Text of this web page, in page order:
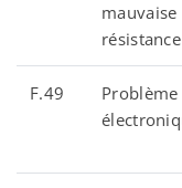
mauvaise
résistance
F.49